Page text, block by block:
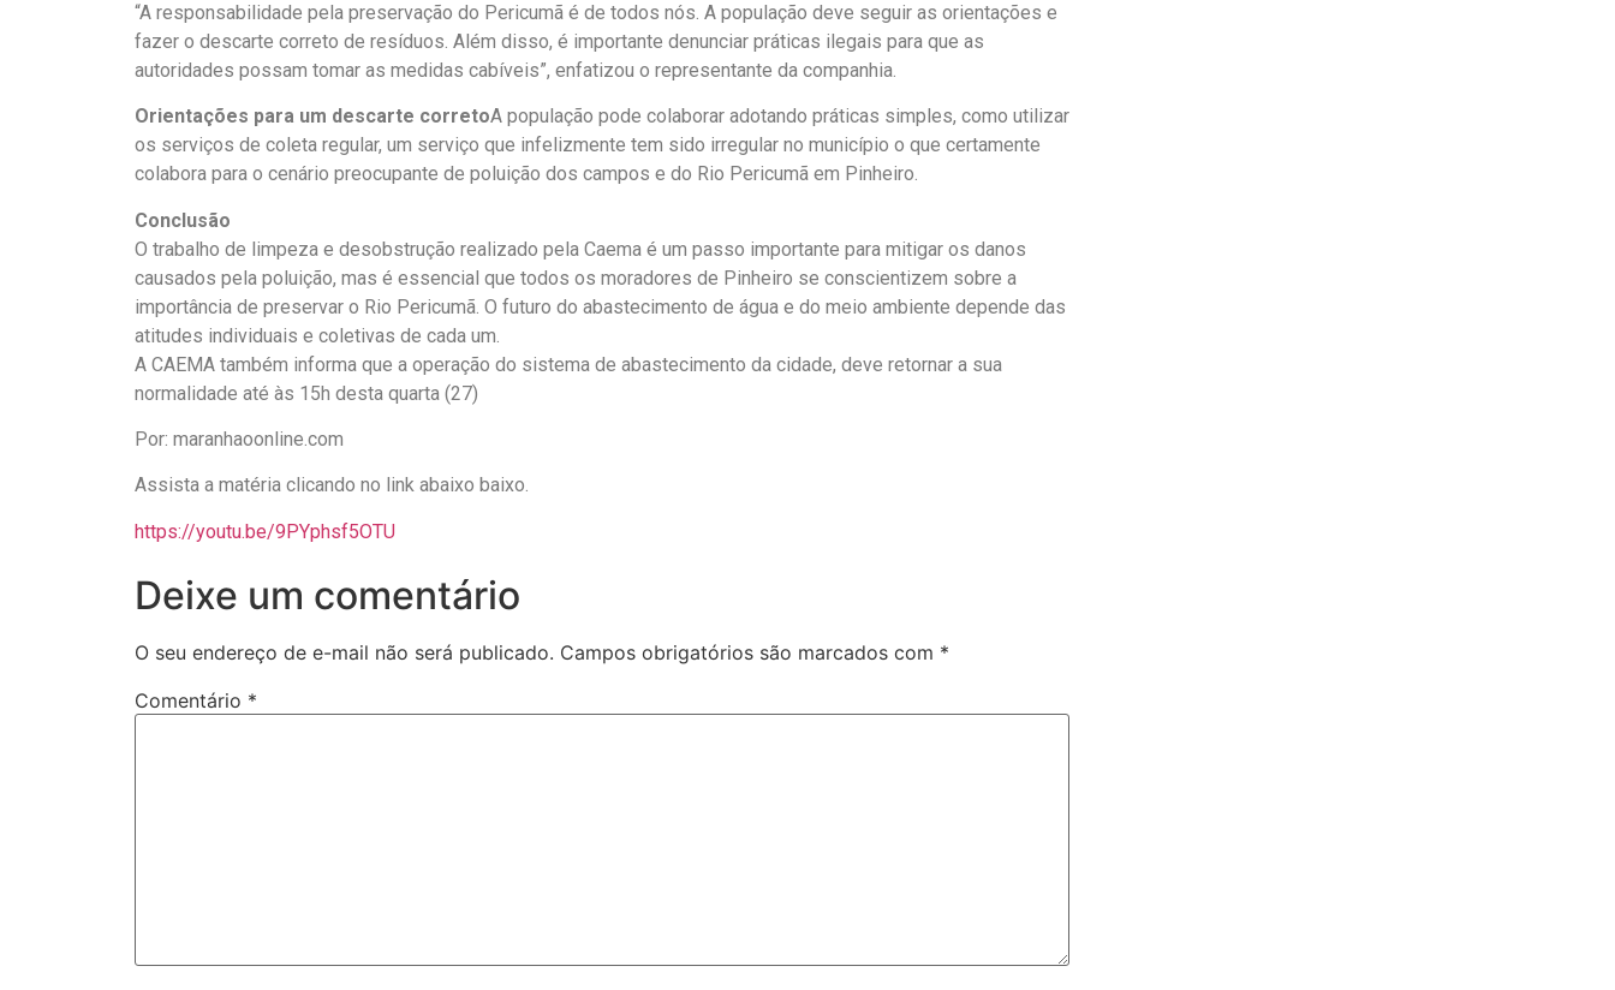
“A responsabilidade pela preservação do Pericumã é de todos nós. A população deve seguir as orientações e
fazer o descarte correto de resíduos. Além disso, é importante denunciar práticas ilegais para que as
autoridades possam tomar as medidas cabíveis”, enfatizou o representante da companhia.
Orientações para um descarte corretoA população pode colaborar adotando práticas simples, como utilizar
os serviços de coleta regular, um serviço que infelizmente tem sido irregular no município o que certamente
colabora para o cenário preocupante de poluição dos campos e do Rio Pericumã em Pinheiro.
Conclusão
O trabalho de limpeza e desobstrução realizado pela Caema é um passo importante para mitigar os danos
causados pela poluição, mas é essencial que todos os moradores de Pinheiro se conscientizem sobre a
importância de preservar o Rio Pericumã. O futuro do abastecimento de água e do meio ambiente depende das
atitudes individuais e coletivas de cada um.
A CAEMA também informa que a operação do sistema de abastecimento da cidade, deve retornar a sua
normalidade até às 15h desta quarta (27)
Por: maranhaoonline.com
Assista a matéria clicando no link abaixo baixo.
https://youtu.be/9PYphsf5OTU
Deixe um comentário
O seu endereço de e-mail não será publicado. Campos obrigatórios são marcados com *
Comentário *